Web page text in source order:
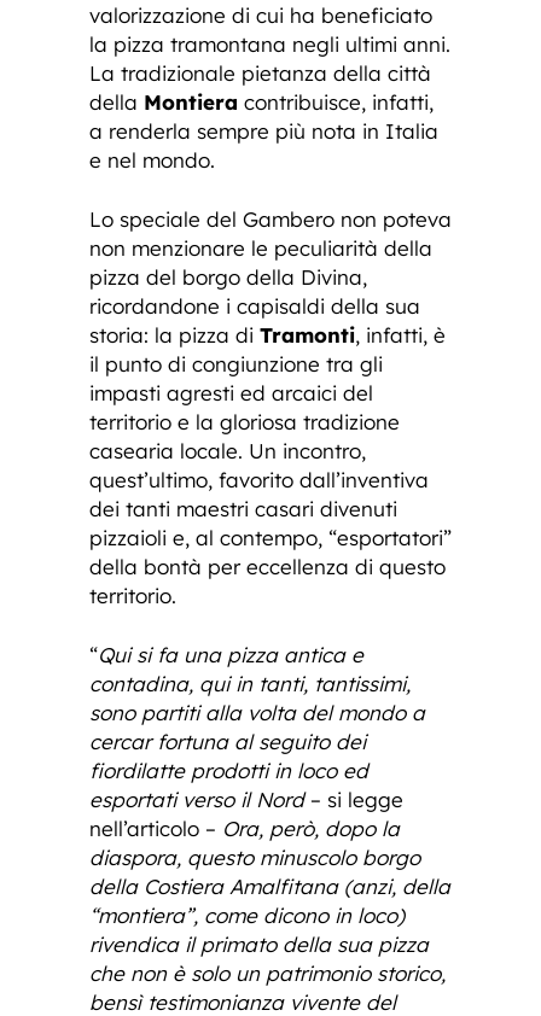
valorizzazione di cui ha beneficiato
la pizza tramontana negli ultimi anni.
La tradizionale pietanza della città
della Montiera contribuisce, infatti,
a renderla sempre più nota in Italia
e nel mondo.
Lo speciale del Gambero non poteva
non menzionare le peculiarità della
pizza del borgo della Divina,
ricordandone i capisaldi della sua
storia: la pizza di Tramonti, infatti, è
il punto di congiunzione tra gli
impasti agresti ed arcaici del
territorio e la gloriosa tradizione
casearia locale. Un incontro,
quest’ultimo, favorito dall’inventiva
dei tanti maestri casari divenuti
pizzaioli e, al contempo, “esportatori”
della bontà per eccellenza di questo
territorio.
“Qui si fa una pizza antica e
contadina, qui in tanti, tantissimi,
sono partiti alla volta del mondo a
cercar fortuna al seguito dei
fiordilatte prodotti in loco ed
esportati verso il Nord– si legge
nell’articolo – Ora, però, dopo la
diaspora, questo minuscolo borgo
della Costiera Amalfitana (anzi, della
“montiera”, come dicono in loco)
rivendica il primato della sua pizza
che non è solo un patrimonio storico,
bensì testimonianza vivente del